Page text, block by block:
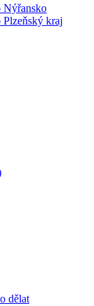
Nýřansko
Plzeňský kraj
dělat